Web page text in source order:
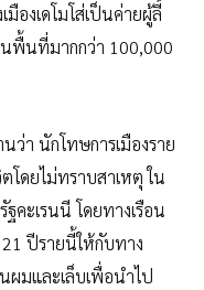
องเดโมโส่เป็นค่ายผู้ลี้
พื้นที่มากกว่า 100,000
ว่า นักโทษการเมืองราย
ดยไม่ทราบสาเหตุ ใน
คะเรนนี โดยทางเรือน
ปีรายนี้ให้กับทาง
ผมและเล็บเพื่อนำไป